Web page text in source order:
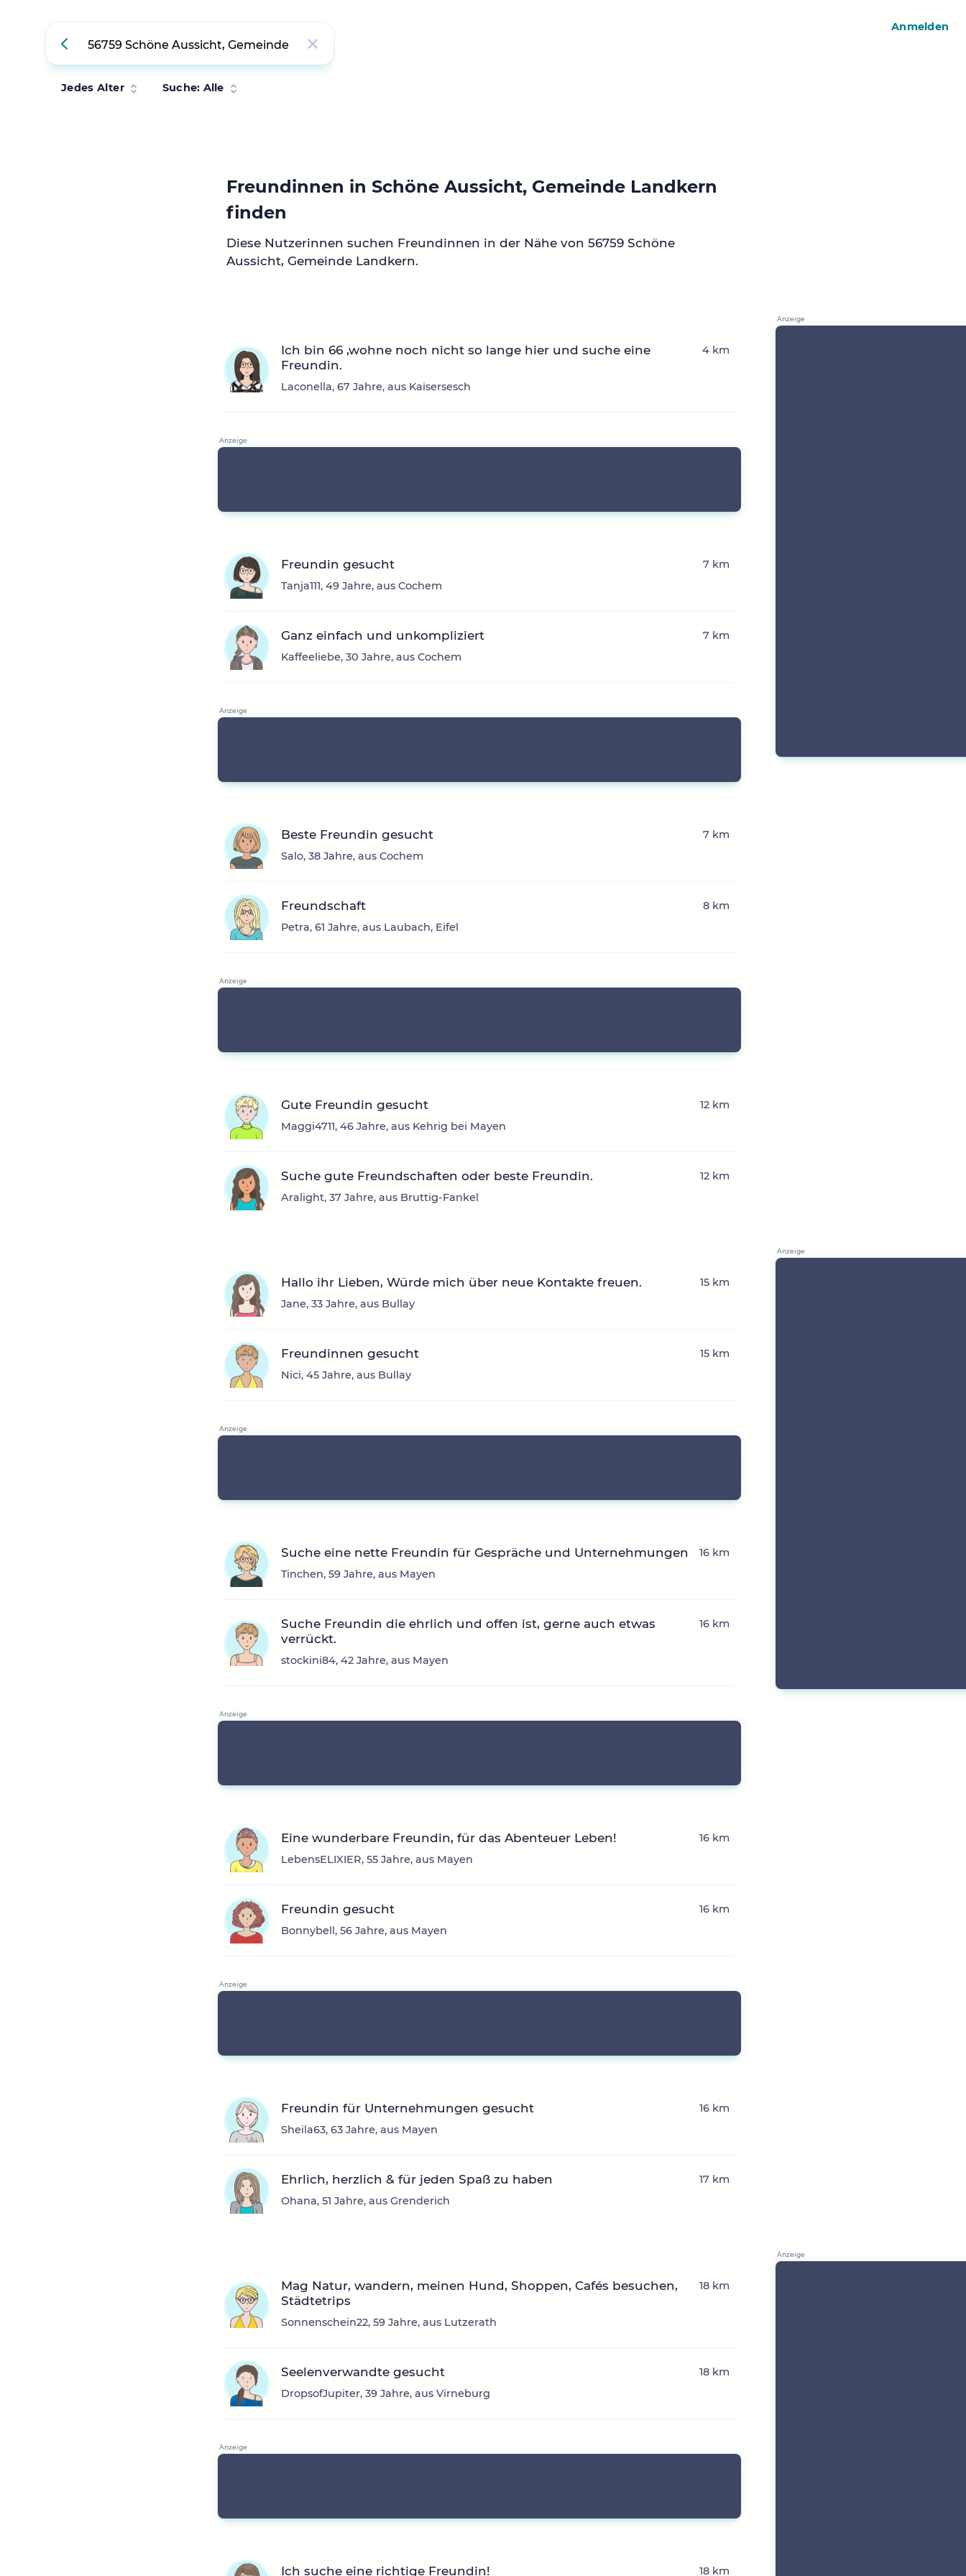
Jedes Alter Suche: Alle
Freundinnen in Schöne Aussicht, Gemeinde Landkern
finden
Diese Nutzerinnen suchen Freundinnen in der Nähe von 56759 Schöne
Aussicht, Gemeinde Landkern.
Ich bin 66 ,wohne noch nicht so lange hier und suche eine
Freundin.
Laconella, 67 Jahre, aus Kaisersesch
4 km
Freundin gesucht
Tanja111, 49 Jahre, aus Cochem
7 km
Ganz einfach und unkompliziert
Kaffeeliebe, 30 Jahre, aus Cochem
7 km
Beste Freundin gesucht
Salo, 38 Jahre, aus Cochem
7 km
Freundschaft
Petra, 61 Jahre, aus Laubach, Eifel
8 km
Gute Freundin gesucht
Maggi4711, 46 Jahre, aus Kehrig bei Mayen
12 km
Suche gute Freundschaften oder beste Freundin.
Aralight, 37 Jahre, aus Bruttig-Fankel
12 km
Hallo ihr Lieben, Würde mich über neue Kontakte freuen.
Jane, 33 Jahre, aus Bullay
15 km
Freundinnen gesucht
Nici, 45 Jahre, aus Bullay
15 km
Suche eine nette Freundin für Gespräche und Unternehmungen
Tinchen, 59 Jahre, aus Mayen
16 km
Suche Freundin die ehrlich und offen ist, gerne auch etwas
verrückt.
stockini84, 42 Jahre, aus Mayen
16 km
Eine wunderbare Freundin, für das Abenteuer Leben!
LebensELIXIER, 55 Jahre, aus Mayen
16 km
Freundin gesucht
Bonnybell, 56 Jahre, aus Mayen
16 km
Freundin für Unternehmungen gesucht
Sheila63, 63 Jahre, aus Mayen
16 km
Ehrlich, herzlich & für jeden Spaß zu haben
Ohana, 51 Jahre, aus Grenderich
17 km
Mag Natur, wandern, meinen Hund, Shoppen, Cafés besuchen,
Städtetrips
Sonnenschein22, 59 Jahre, aus Lutzerath
18 km
Seelenverwandte gesucht
DropsofJupiter, 39 Jahre, aus Virneburg
18 km
Ich suche eine richtige Freundin! 18 km
Anmelden